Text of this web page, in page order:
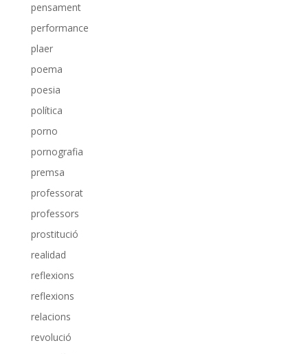
pensament
performance
plaer
poema
poesia
política
porno
pornografia
premsa
professorat
professors
prostitució
realidad
reflexions
reflexions
relacions
revolució